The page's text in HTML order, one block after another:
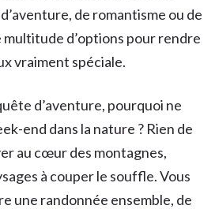
de romantisme ou de
d’options pour rendre
vraiment spéciale.
d’aventure, pourquoi ne
end dans la nature ? Rien de
au cœur des montagnes,
à couper le souffle. Vous
une randonnée ensemble, de